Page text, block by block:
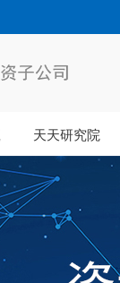
天天研究院